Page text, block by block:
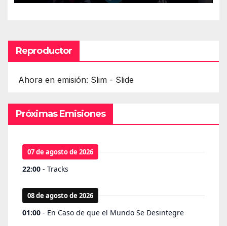
Reproductor
Ahora en emisión: Slim - Slide
Próximas Emisiones